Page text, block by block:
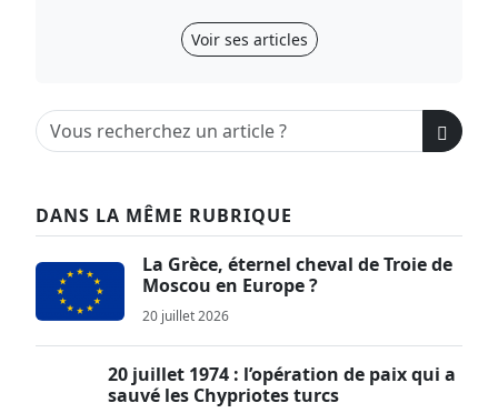
Voir ses articles
DANS LA MÊME RUBRIQUE
La Grèce, éternel cheval de Troie de
Moscou en Europe ?
20 juillet 2026
20 juillet 1974 : l’opération de paix qui a
sauvé les Chypriotes turcs